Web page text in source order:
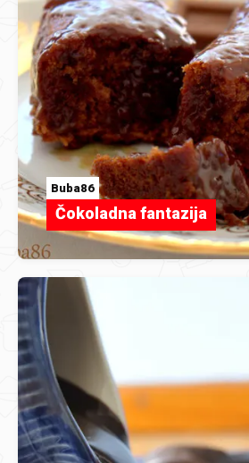
Buba86
Čokoladna fantazija